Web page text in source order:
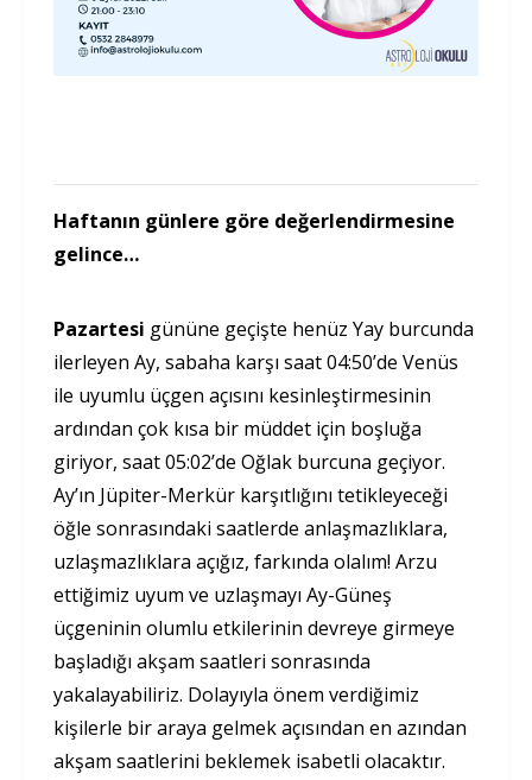
Haftanın günlere göre değerlendirmesine
gelince…
Pazartesi gününe geçişte henüz Yay burcunda
ilerleyen Ay, sabaha karşı saat 04:50’de Venüs
ile uyumlu üçgen açısını kesinleştirmesinin
ardından çok kısa bir müddet için boşluğa
giriyor, saat 05:02’de Oğlak burcuna geçiyor.
Ay’ın Jüpiter-Merkür karşıtlığını tetikleyeceği
öğle sonrasındaki saatlerde anlaşmazlıklara,
uzlaşmazlıklara açığız, farkında olalım! Arzu
ettiğimiz uyum ve uzlaşmayı Ay-Güneş
üçgeninin olumlu etkilerinin devreye girmeye
başladığı akşam saatleri sonrasında
yakalayabiliriz. Dolayıyla önem verdiğimiz
kişilerle bir araya gelmek açısından en azından
akşam saatlerini beklemek isabetli olacaktır.